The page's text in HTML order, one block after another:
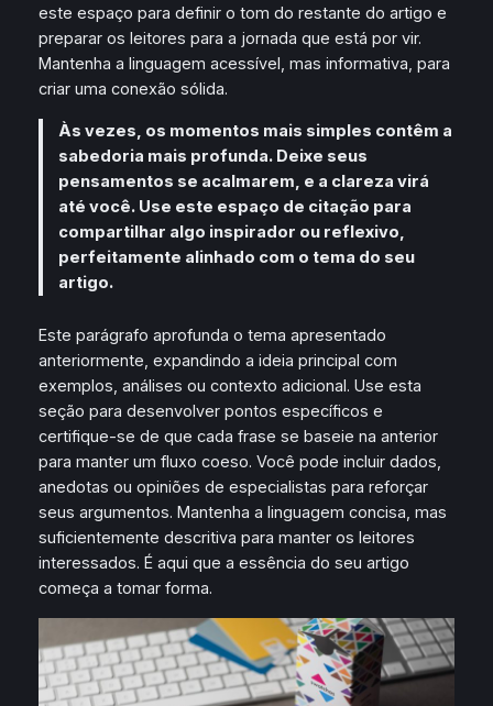
este espaço para definir o tom do restante do artigo e
preparar os leitores para a jornada que está por vir.
Mantenha a linguagem acessível, mas informativa, para
criar uma conexão sólida.
Às vezes, os momentos mais simples contêm a
sabedoria mais profunda. Deixe seus
pensamentos se acalmarem, e a clareza virá
até você. Use este espaço de citação para
compartilhar algo inspirador ou reflexivo,
perfeitamente alinhado com o tema do seu
artigo.
Este parágrafo aprofunda o tema apresentado
anteriormente, expandindo a ideia principal com
exemplos, análises ou contexto adicional. Use esta
seção para desenvolver pontos específicos e
certifique-se de que cada frase se baseie na anterior
para manter um fluxo coeso. Você pode incluir dados,
anedotas ou opiniões de especialistas para reforçar
seus argumentos. Mantenha a linguagem concisa, mas
suficientemente descritiva para manter os leitores
interessados. É aqui que a essência do seu artigo
começa a tomar forma.